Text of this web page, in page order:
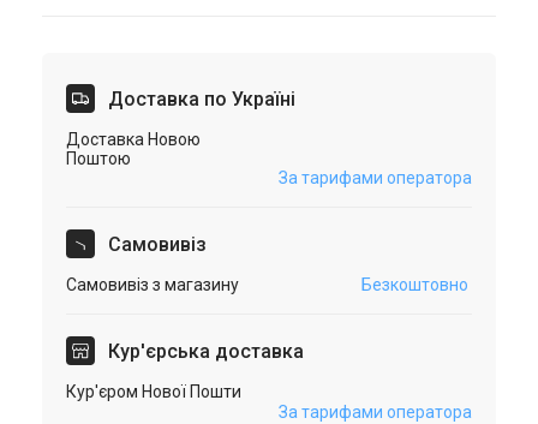
Доставка по Україні
Доставка Новою
Поштою
За тарифами оператора
Самовивіз
Самовивіз з магазину Безкоштовно
Кур'єрська доставка
Кур'єром Нової Пошти
За тарифами оператора